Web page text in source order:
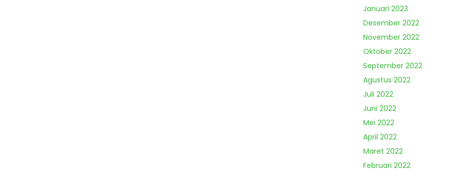
Januari 2023
Desember 2022
November 2022
Oktober 2022
September 2022
Agustus 2022
Juli 2022
Juni 2022
Mei 2022
April 2022
Maret 2022
Februari 2022